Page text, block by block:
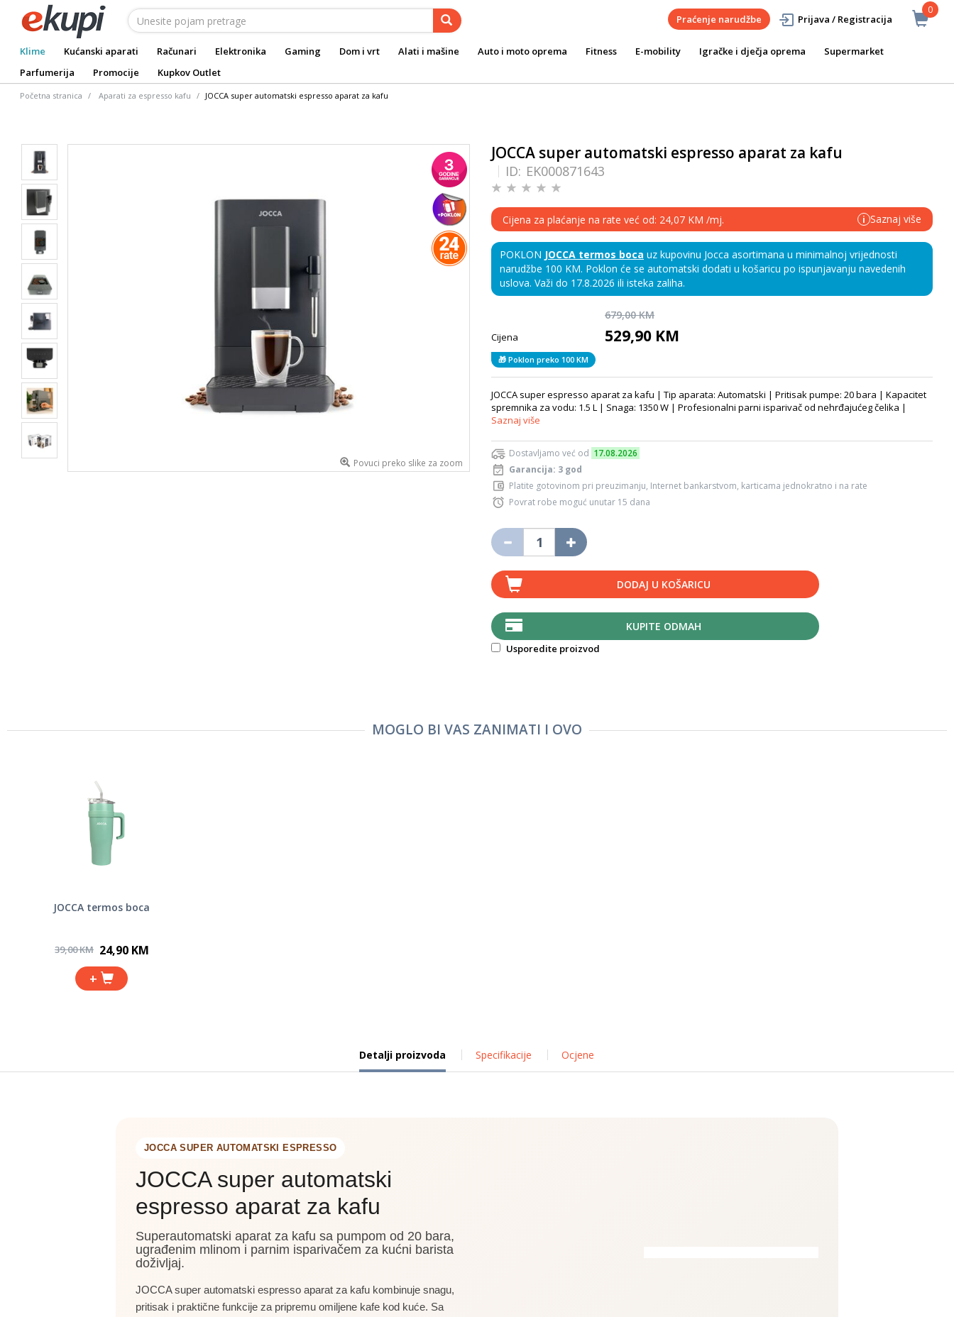
0
Praćenje narudžbe Prijava / Registracija
Klime Kućanski aparati Računari Elektronika Gaming Dom i vrt Alati i mašine Auto i moto oprema Fitness E-mobility Igračke i dječja oprema
Supermarket
Parfumerija
Promocije Kupkov Outlet
Početna stranica Aparati za espresso kafu JOCCA super automatski espresso aparat za kafu
Povuci preko slike za zoom
JOCCA super automatski espresso aparat za kafu
ID: EK000871643
Cijena za plaćanje na rate već od: 24,07 KM /mj. i Saznaj više
POKLON JOCCA termos boca uz kupovinu Jocca asortimana u minimalnoj vrijednosti
narudžbe 100 KM. Poklon će se automatski dodati u košaricu po ispunjavanju navedenih
uslova. Važi do 17.8.2026 ili isteka zaliha.
679,00 KM
Cijena 529,90 KM
🎁 Poklon preko 100 KM
JOCCA super espresso aparat za kafu | Tip aparata: Automatski | Pritisak pumpe: 20 bara | Kapacitet
spremnika za vodu: 1.5 L | Snaga: 1350 W | Profesionalni parni isparivač od nehrđajućeg čelika |
Saznaj više
Dostavljamo već od 17.08.2026
Garancija: 3 god
Platite gotovinom pri preuzimanju, Internet bankarstvom, karticama jednokratno i na rate
Povrat robe moguć unutar 15 dana
DODAJ U KOŠARICU
KUPITE ODMAH
Usporedite proizvod
MOGLO BI VAS ZANIMATI I OVO
JOCCA termos boca
39,00 KM 24,90 KM
+
Detalji proizvoda Specifikacije Ocjene
JOCCA SUPER AUTOMATSKI ESPRESSO
JOCCA super automatski
espresso aparat za kafu
Superautomatski aparat za kafu sa pumpom od 20 bara,
ugrađenim mlinom i parnim isparivačem za kućni barista
doživljaj.
JOCCA super automatski espresso aparat za kafu kombinuje snagu,
pritisak i praktične funkcije za pripremu omiljene kafe kod kuće. Sa